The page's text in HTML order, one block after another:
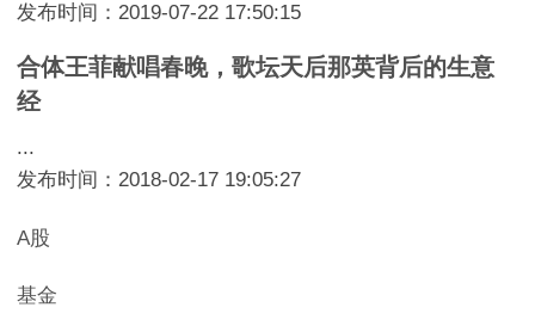
发布时间：2019-07-22 17:50:15
合体王菲献唱春晚，歌坛天后那英背后的生意
经
...
发布时间：2018-02-17 19:05:27
A股
基金